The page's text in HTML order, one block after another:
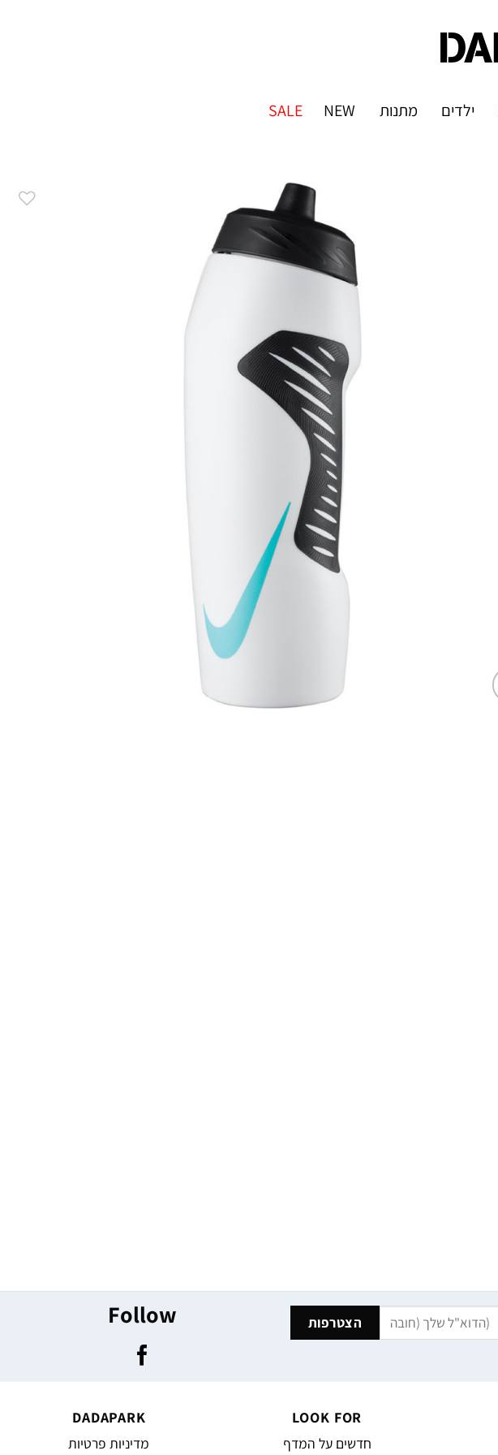
ילדים מתנות NEW
SALE
Follow
LOOK FOR
חדשים על המדף
DADAPARK
מדיניות פרטיות